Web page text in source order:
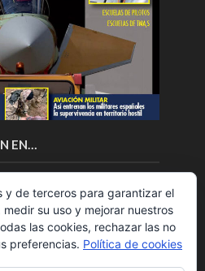
EN…
y de terceros para garantizar el
su uso y mejorar nuestros
las cookies, rechazar las no
preferencias. Política de cookies